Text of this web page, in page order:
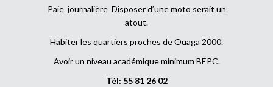
Paie journalière Disposer d’une moto serait un
atout.
Habiter les quartiers proches de Ouaga 2000.
Avoir un niveau académique minimum BEPC.
Tél: 55 81 26 02